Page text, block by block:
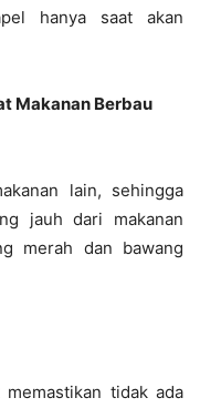
hanya saat akan
Makanan Berbau
lain, sehingga
jauh dari makanan
merah dan bawang
tidak ada